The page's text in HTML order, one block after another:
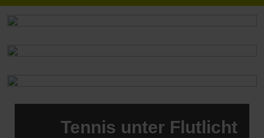
Tennis unter Flutlicht